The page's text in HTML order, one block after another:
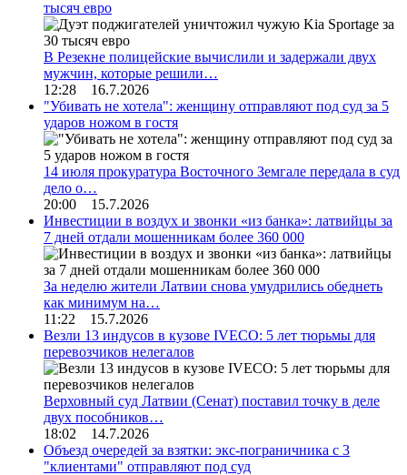
тысяч евро
В Резекне полицейские вычислили и задержали двух
мужчин, которые решили…
12:28 16.7.2026
"Убивать не хотела": женщину отправляют под суд за 5
ударов ножом в гостя
14 июля прокуратура Восточного Земгале передала в суд
дело о…
20:00 15.7.2026
Инвестиции в воздух и звонки «из банка»: латвийцы за
7 дней отдали мошенникам более 360 000
За неделю жители Латвии снова умудрились обеднеть
как минимум на…
11:22 15.7.2026
Везли 13 индусов в кузове IVECO: 5 лет тюрьмы для
перевозчиков нелегалов
Верховный суд Латвии (Сенат) поставил точку в деле
двух пособников…
18:02 14.7.2026
Объезд очередей за взятки: экс-пограничника с 3
"клиентами" отправляют под суд